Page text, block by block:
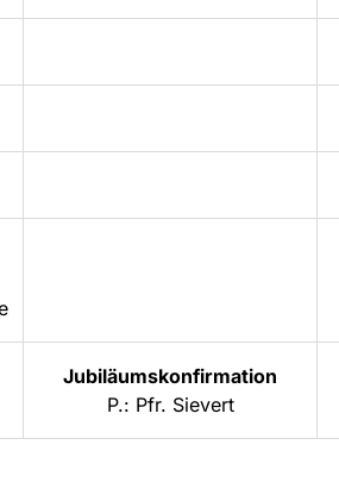
Jubiläumskonfirmation
P.: Pfr. Sievert